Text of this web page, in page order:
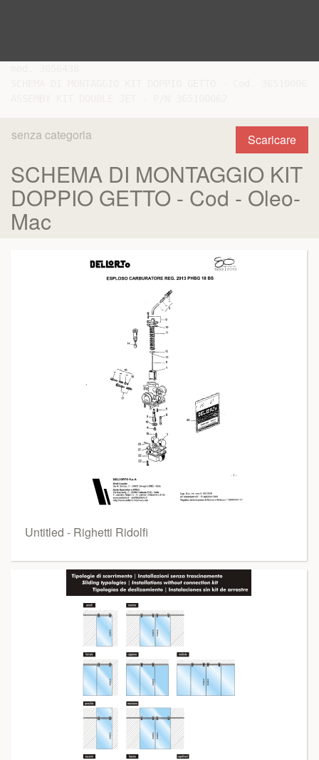
Scaricare
senza categoria
SCHEMA DI MONTAGGIO KIT
DOPPIO GETTO - Cod - Oleo-
Mac
Untitled - Righetti Ridolfi